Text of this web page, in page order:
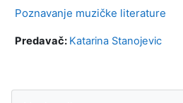
Poznavanje muzičke literature
Predavač: Katarina Stanojevic